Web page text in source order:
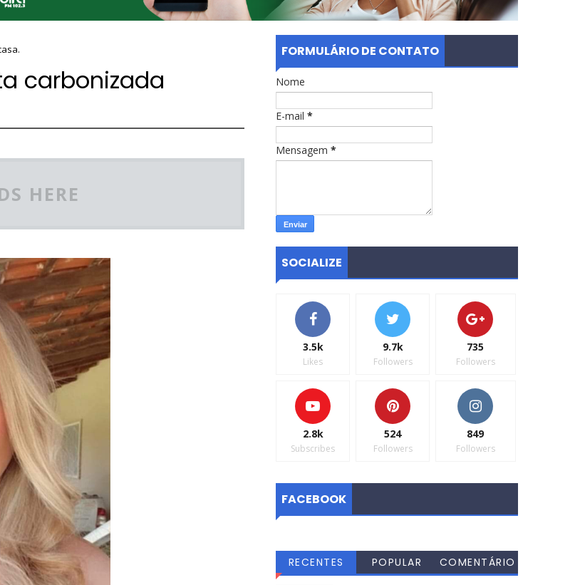
carbonizada
HERE
FORMULÁRIO DE CONTATO
Nome
E-mail *
Mensagem *
SOCIALIZE
3.5k
Likes
9.7k
Followers
735
Followers
2.8k
Subscribes
524
Followers
849
Followers
FACEBOOK
RECENTES POPULAR
COMENTÁRIO